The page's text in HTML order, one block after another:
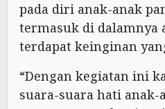
pada diri anak-anak
termasuk di dalamnya
terdapat keinginan
“Dengan kegiatan ini
suara-suara hati